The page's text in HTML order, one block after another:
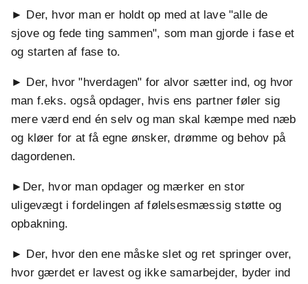
► Der, hvor man er holdt op med at lave "alle de
sjove og fede ting sammen", som man gjorde i fase et
og starten af fase to.
► Der, hvor "hverdagen" for alvor sætter ind, og hvor
man f.eks. også opdager, hvis ens partner føler sig
mere værd end én selv og man skal kæmpe med næb
og kløer for at få egne ønsker, drømme og behov på
dagordenen.
►Der, hvor man opdager og mærker en stor
uligevægt i fordelingen af følelsesmæssig støtte og
opbakning.
► Der, hvor den ene måske slet og ret springer over,
hvor gærdet er lavest og ikke samarbejder, byder ind